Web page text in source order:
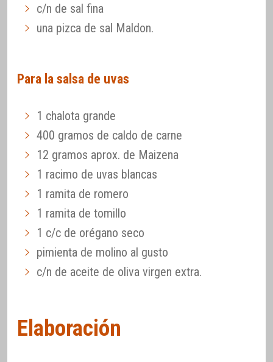
c/n de sal fina
una pizca de sal Maldon.
Para la salsa de uvas
1 chalota grande
400 gramos de caldo de carne
12 gramos aprox. de Maizena
1 racimo de uvas blancas
1 ramita de romero
1 ramita de tomillo
1 c/c de orégano seco
pimienta de molino al gusto
c/n de aceite de oliva virgen extra.
Elaboración